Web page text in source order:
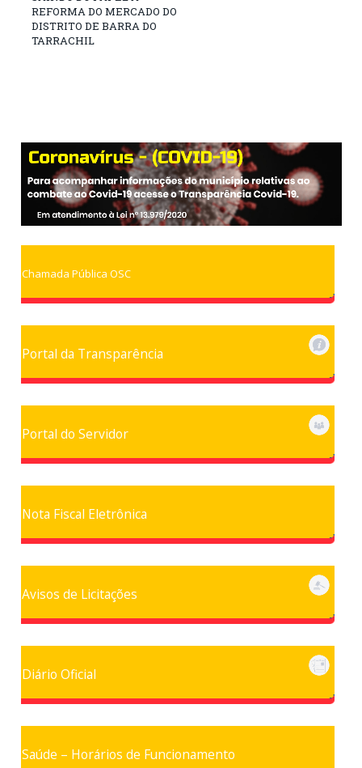
REFORMA DO MERCADO DO
DISTRITO DE BARRA DO
TARRACHIL
Chamada Pública OSC
Portal da Transparência
Portal do Servidor
Nota Fiscal Eletrônica
Avisos de Licitações
Diário Oficial
Saúde – Horários de Funcionamento